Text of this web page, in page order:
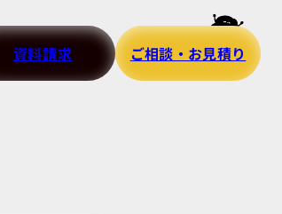
資料請求 ご相談・お見積り